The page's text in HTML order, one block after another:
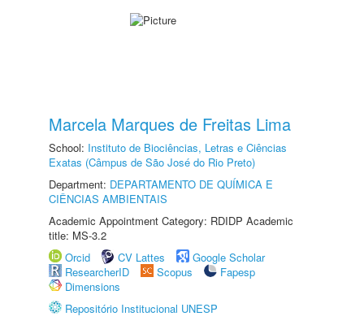
Marcela Marques de Freitas Lima
School: Instituto de Biociências, Letras e Ciências
Exatas (Câmpus de São José do Rio Preto)
Department: DEPARTAMENTO DE QUÍMICA E
CIÊNCIAS AMBIENTAIS
Academic Appointment Category: RDIDP Academic
title: MS-3.2
Orcid
CV Lattes
Google Scholar
ResearcherID
Scopus
Fapesp
Dimensions
Repositório Institucional UNESP